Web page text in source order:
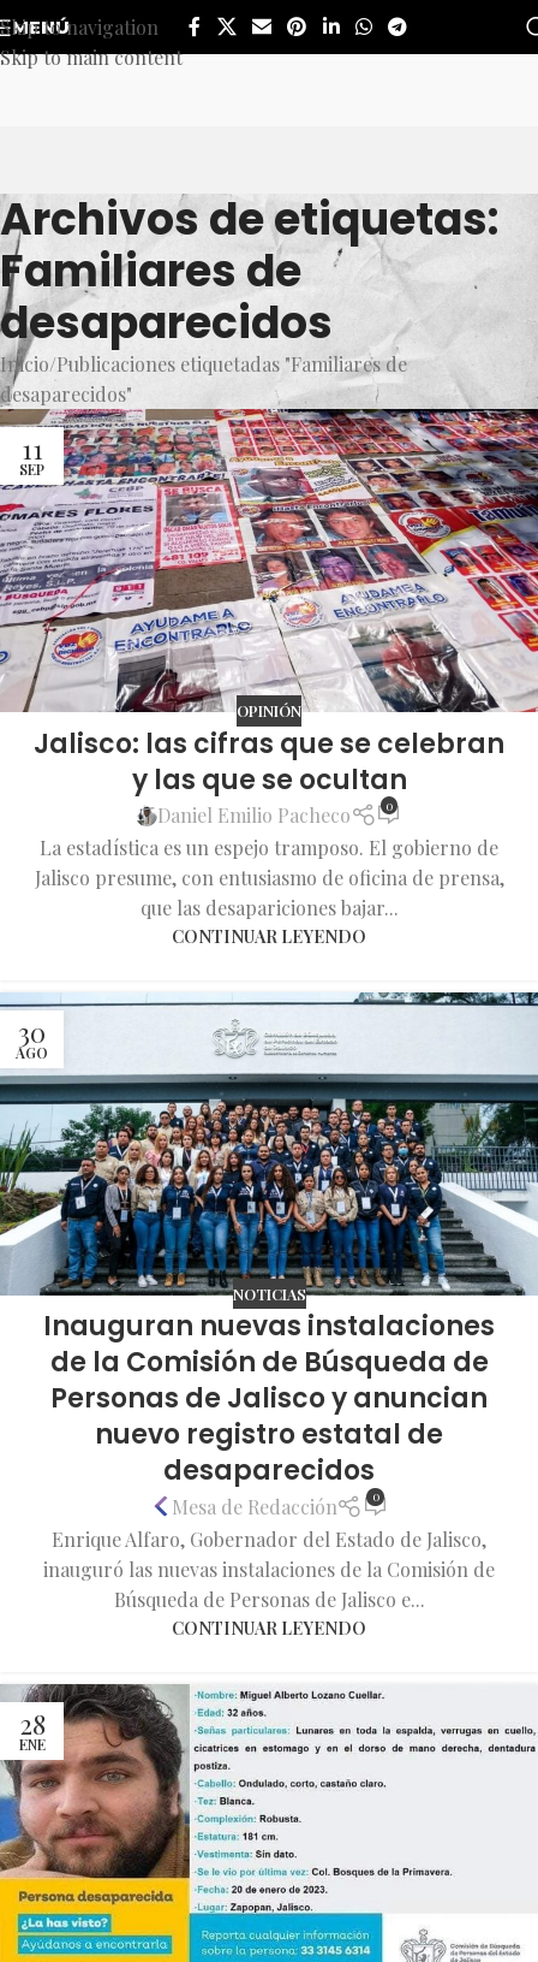
Skip to navigation
Skip to main content
MENÚ
Archivos de etiquetas:
Familiares de
desaparecidos
Inicio Publicaciones etiquetadas "Familiares de
desaparecidos"
11
SEP
OPINIÓN
Jalisco: las cifras que se celebran
y las que se ocultan
Daniel Emilio Pacheco 0
La estadística es un espejo tramposo. El gobierno de
Jalisco presume, con entusiasmo de oficina de prensa,
que las desapariciones bajar...
CONTINUAR LEYENDO
30
AGO
NOTICIAS
Inauguran nuevas instalaciones
de la Comisión de Búsqueda de
Personas de Jalisco y anuncian
nuevo registro estatal de
desaparecidos
Mesa de Redacción 0
Enrique Alfaro, Gobernador del Estado de Jalisco,
inauguró las nuevas instalaciones de la Comisión de
Búsqueda de Personas de Jalisco e...
CONTINUAR LEYENDO
28
ENE